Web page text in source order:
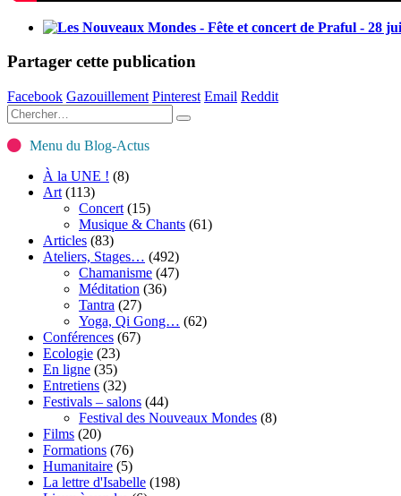
Partager cette publication
Facebook Gazouillement Pinterest Email Reddit
Menu du Blog-Actus
À la UNE ! (8)
Art (113)
Concert (15)
Musique & Chants (61)
Articles (83)
Ateliers, Stages… (492)
Chamanisme (47)
Méditation (36)
Tantra (27)
Yoga, Qi Gong… (62)
Conférences (67)
Ecologie (23)
En ligne (35)
Entretiens (32)
Festivals – salons (44)
Festival des Nouveaux Mondes (8)
Films (20)
Formations (76)
Humanitaire (5)
La lettre d'Isabelle (198)